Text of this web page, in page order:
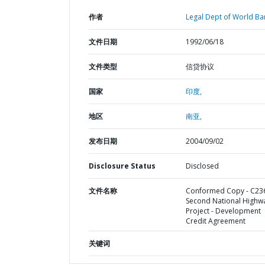
作者 Legal Dept of World
文件日期 1992/06/18
文件类型 信贷协议
国家 印度,
地区 南亚,
发布日期 2004/09/02
Disclosure Status Disclosed
文件名称
Conformed Copy -
Second National
Project - Development
Credit Agreement
关键词